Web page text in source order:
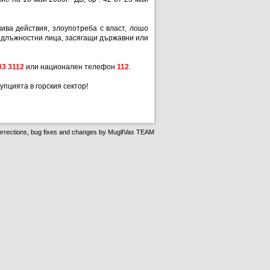
действия, злоупотреба с власт, лошо
лица, засягащи държавни или
3112 или национален телефон 112.
в горския сектор!
bug fixes and changes by MuglIVas TEAM